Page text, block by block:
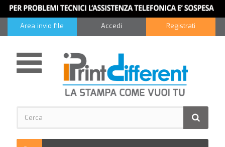
Area invio file Accedi Registrati